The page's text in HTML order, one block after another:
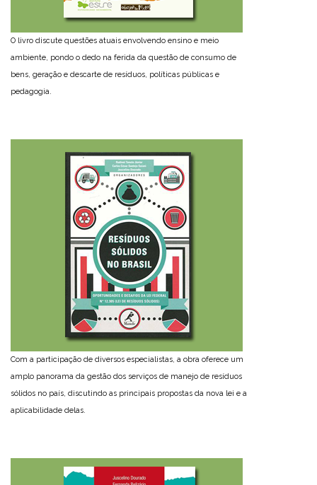
O livro discute questões atuais envolvendo ensino e meio
ambiente, pondo o dedo na ferida da questão de consumo de
bens, geração e descarte de resíduos, políticas públicas e
pedagogia.
Com a participação de diversos especialistas, a obra oferece um
amplo panorama da gestão dos serviços de manejo de resíduos
sólidos no país, discutindo as principais propostas da nova lei e a
aplicabilidade delas.